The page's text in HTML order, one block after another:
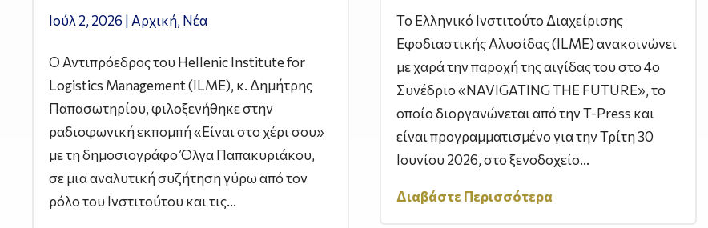
Ιούλ 2, 2026 | Αρχική, Νέα
Ο Αντιπρόεδρος του Hellenic Institute for
Logistics Management (ILME), κ. Δημήτρης
Παπασωτηρίου, φιλοξενήθηκε στην
ραδιοφωνική εκπομπή «Είναι στο χέρι σου»
με τη δημοσιογράφο Όλγα Παπακυριάκου,
σε μια αναλυτική συζήτηση γύρω από τον
ρόλο του Ινστιτούτου και τις...
Το Ελληνικό Ινστιτούτο Διαχείρισης
Εφοδιαστικής Αλυσίδας (ILME) ανακοινώνει
με χαρά την παροχή της αιγίδας του στο 4ο
Συνέδριο «NAVIGATING THE FUTURE», το
οποίο διοργανώνεται από την T-Press και
είναι προγραμματισμένο για την Τρίτη 30
Ιουνίου 2026, στο ξενοδοχείο...
Διαβάστε Περισσότερα